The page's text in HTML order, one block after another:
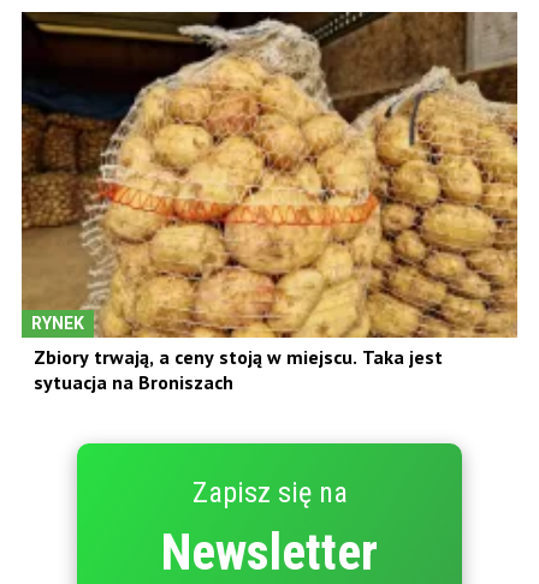
RYNEK
Zbiory trwają, a ceny stoją w miejscu. Taka jest
sytuacja na Broniszach
Zapisz się na
Newsletter